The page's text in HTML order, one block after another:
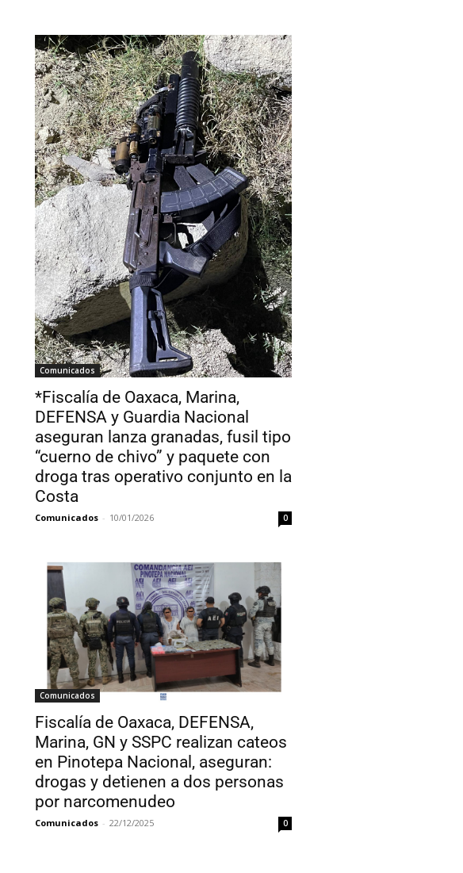
Comunicados
*Fiscalía de Oaxaca, Marina,
DEFENSA y Guardia Nacional
aseguran lanza granadas, fusil tipo
“cuerno de chivo” y paquete con
droga tras operativo conjunto en la
Costa
Comunicados - 10/01/2026 0
Comunicados
Fiscalía de Oaxaca, DEFENSA,
Marina, GN y SSPC realizan cateos
en Pinotepa Nacional, aseguran:
drogas y detienen a dos personas
por narcomenudeo
Comunicados - 22/12/2025 0